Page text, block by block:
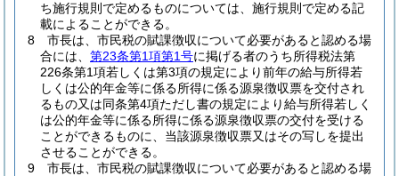
ち施行規則で定めるものについては、施行規則で定める記
載によることができる。
8
市長は、市民税の賦課徴収について必要があると認める場
合には、 第23条第1項第1号に掲げる者のうち所得税法第
226条第1項若しくは第3項の規定により前年の給与所得若
しくは公的年金等に係る所得に係る源泉徴収票を交付され
るもの又は同条第4項ただし書の規定により給与所得若しく
は公的年金等に係る所得に係る源泉徴収票の交付を受ける
ことができるものに、当該源泉徴収票又はその写しを提出
させることができる。
9
市長は、市民税の賦課徴収について必要があると認める場